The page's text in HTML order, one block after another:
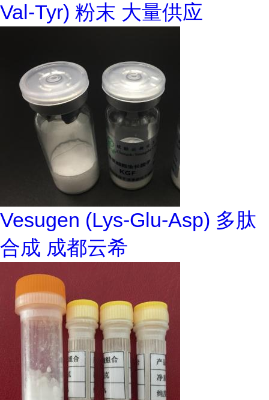
Val-Tyr) 粉末 大量供应
Vesugen (Lys-Glu-Asp) 多肽
合成 成都云希